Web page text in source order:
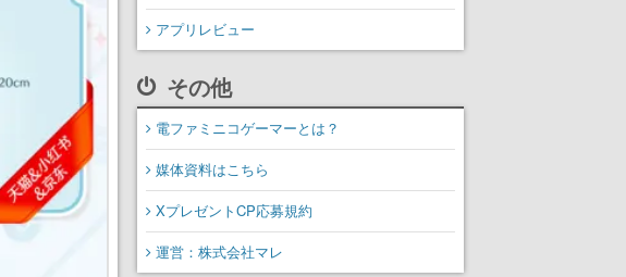
アプリレビュー
その他
電ファミニコゲーマーとは？
媒体資料はこちら
XプレゼントCP応募規約
運営：株式会社マレ